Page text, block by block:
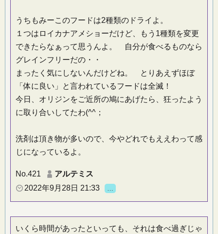
うちもみーこのフードは2種類のドライよ。
１つはロイカナアメショーだけど、もう1種類を変更
できたらなぁって思うんよ。 自分が食べるものなら
グレインフリーだの・・
まったく気にしないんだけどね。 とりあえずほぼ
「体に良い」と言われているフードは全滅！
今日、オリジンをご近所の鳩にあげたら、狂ったよう
に取り合いしてたわ(^^；
洗剤は頂き物が多いので、今やどれでもええわって感
じになっているよ。
No.421
アルテミス
2022年9月28日 21:33
いくら時間があったといっても、それは食べ過ぎじゃ